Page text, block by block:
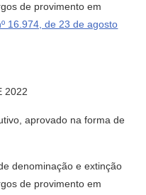
de provimento em
16.974, de 23 de agosto
2022
aprovado na forma de
denominação e extinção
de provimento em